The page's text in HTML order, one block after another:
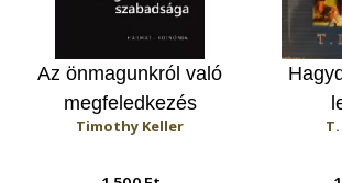
Az önmagunkról való
megfeledkezés
szabadsága
Timothy Keller